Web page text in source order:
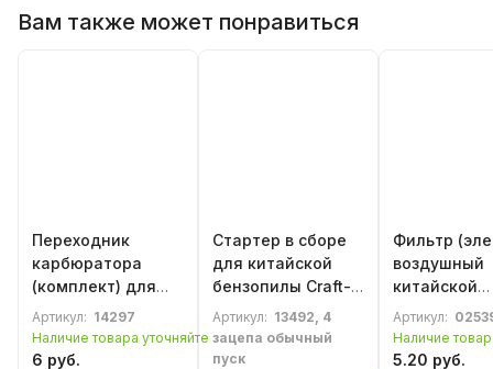
Вам также может понравиться
Переходник
карбюратора
(комплект) для
китайской
бензопилы серии
3800
Артикул: 14297
Наличие товара уточняйте
6 руб.
Стартер в сборе
для китайской
бензопилы Craft-
Tec (металл
корпус и шкив)
Артикул: 13492, 4
зацепа обычный
пуск
Фильтр
воздушный
китайской
бензопилы
3800 / 4500
(длинный)
Артикул:
Наличие
5.20 руб.